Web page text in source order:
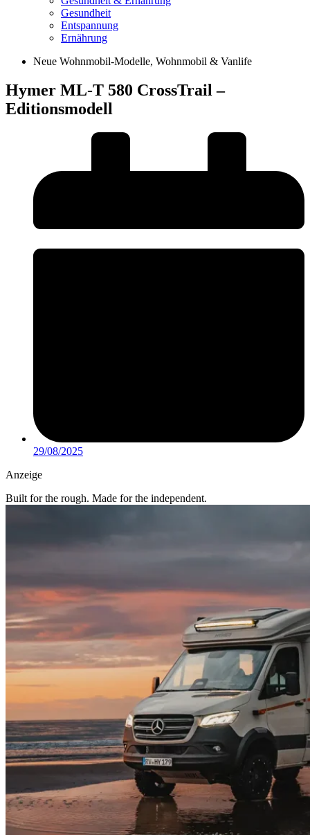
Gesundheit
Entspannung
Ernährung
Neue Wohnmobil-Modelle, Wohnmobil & Vanlife
Hymer ML-T 580 CrossTrail –
Editionsmodell
29/08/2025
Anzeige
Built for the rough. Made for the independent.